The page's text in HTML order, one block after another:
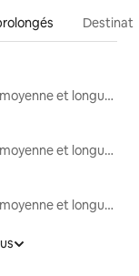
Locations moyenne et longue durée
Locations moyenne et longue durée
Locations moyenne et longue durée